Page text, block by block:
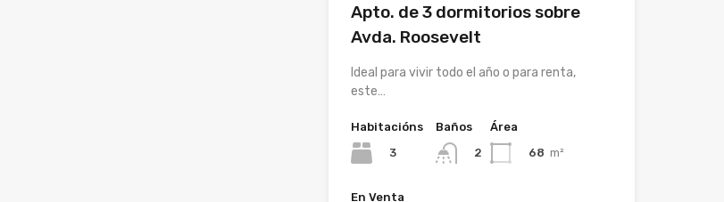
Apto. de 3 dormitorios sobre
Avda. Roosevelt
Ideal para vivir todo el año o para renta,
este…
Habitacións
3
Baños
2
Área
68 m²
En Venta